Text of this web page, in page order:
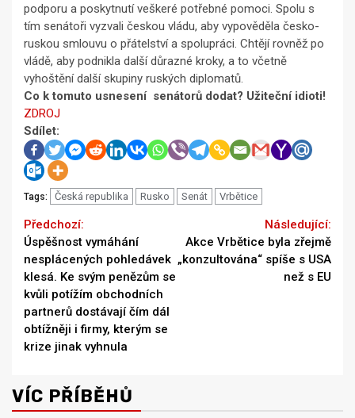
podporu a poskytnutí veškeré potřebné pomoci. Spolu s
tím senátoři vyzvali českou vládu, aby vypověděla česko-
ruskou smlouvu o přátelství a spolupráci. Chtějí rovněž po
vládě, aby podnikla další důrazné kroky, a to včetně
vyhoštění další skupiny ruských diplomatů.
Co k tomuto usnesení senátorů dodat? Užiteční idioti!
ZDROJ
Sdílet:
Tags: Česká republika Rusko Senát Vrbětice
Continue
Reading
Úspěšnost vymáhání
nesplácených pohledávek
klesá. Ke svým penězům se
kvůli potížím obchodních
partnerů dostávají čím dál
obtížněji i firmy, kterým se
krize jinak vyhnula
Akce Vrbětice byla zřejmě
„konzultována“ spíše s USA
než s EU
VÍC PŘÍBĚHŮ